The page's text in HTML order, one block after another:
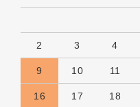
2 3 4
9 10 11
16 17 18